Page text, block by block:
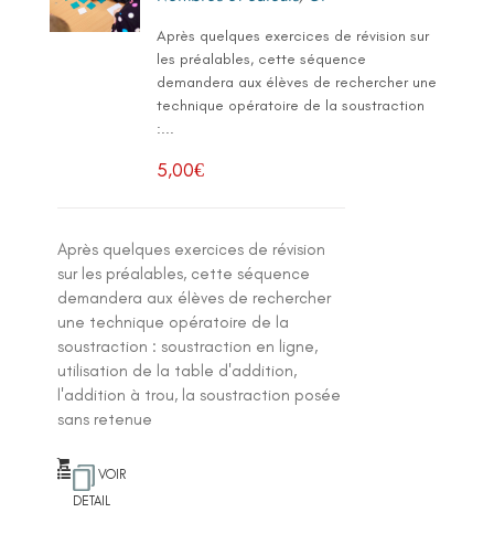
Après quelques exercices de révision sur
les préalables, cette séquence
demandera aux élèves de rechercher une
technique opératoire de la soustraction
:...
5,00€
Après quelques exercices de révision
sur les préalables, cette séquence
demandera aux élèves de rechercher
une technique opératoire de la
soustraction : soustraction en ligne,
utilisation de la table d'addition,
l'addition à trou, la soustraction posée
sans retenue
VOIR
DETAIL